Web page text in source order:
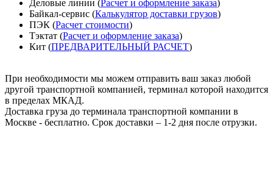
Деловые линии (Расчет и оформление заказа)
Байкал-сервис (Калькулятор доставки грузов)
ПЭК (Расчет стоимости)
Тэктат (Расчет и оформление заказа)
Кит (ПРЕДВАРИТЕЛЬНЫЙ РАСЧЕТ)
При необходимости мы можем отправить ваш заказ любой
другой транспортной компанией, терминал которой находится
в пределах МКАД.
Доставка груза до терминала транспортной компании в
Москве - бесплатно. Срок доставки – 1-2 дня после отрузки.